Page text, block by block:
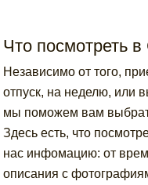
Что посмотреть в
Независимо от того,
отпуск, на неделю, или
мы поможем вам
Здесь есть, что
нас инфомацию: от
описания с